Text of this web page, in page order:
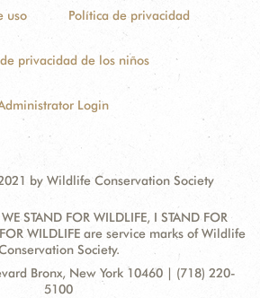
uso Política de privacidad
privacidad de los niños
Login
by Wildlife Conservation Society
STAND FOR WILDLIFE, I STAND FOR
WILDLIFE are service marks of Wildlife
Society.
Bronx, New York 10460 | (718) 220-
5100